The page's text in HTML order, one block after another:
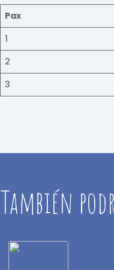
Pax
1
2
3
También